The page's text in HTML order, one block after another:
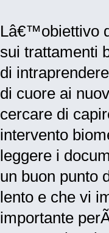
Lâ€™obiettivo
sui trattamenti
di
di cuore ai
cercare di
intervento
leggere i
un buon punto
lento e che vi
importante